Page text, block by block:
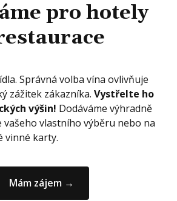
pro hotely
Správná volba vína ovlivňuje
zážitek zákazníka. Vystřelte ho
výšin! Dodáváme výhradně
vašeho vlastního výběru nebo na
vinné karty.
Mám zájem →